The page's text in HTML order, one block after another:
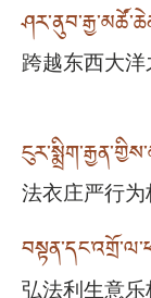
跨越东西大洋
法衣庄严行为
弘法利生意乐